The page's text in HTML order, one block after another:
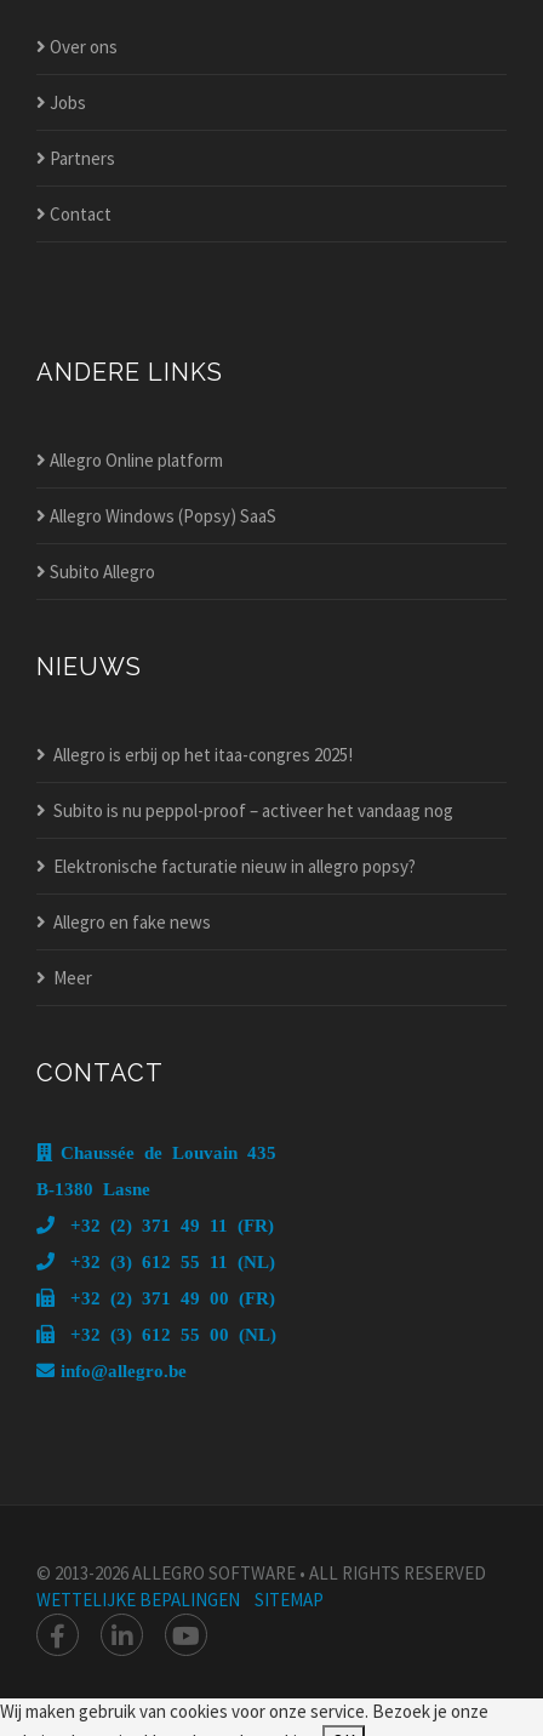
Over ons
Jobs
Partners
Contact
ANDERE LINKS
Allegro Online platform
Allegro Windows (Popsy) SaaS
Subito Allegro
NIEUWS
Allegro is erbij op het itaa-congres 2025!
Subito is nu peppol-proof – activeer het vandaag nog
Elektronische facturatie nieuw in allegro popsy?
Allegro en fake news
Meer
CONTACT
Chaussée de Louvain 435
B-1380 Lasne
+32 (2) 371 49 11 (FR)
+32 (3) 612 55 11 (NL)
+32 (2) 371 49 00 (FR)
+32 (3) 612 55 00 (NL)
info@allegro.be
© 2013-2026 ALLEGRO SOFTWARE • ALL RIGHTS RESERVED
WETTELIJKE BEPALINGEN
SITEMAP
Wij maken gebruik van cookies voor onze service. Bezoek je onze